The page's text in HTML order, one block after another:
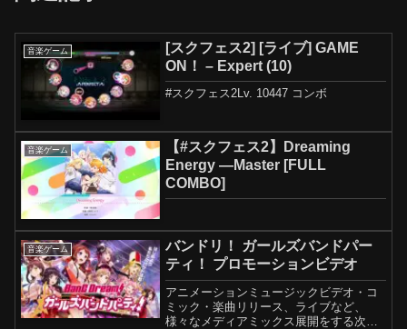
音楽ゲーム
[スクフェス2] [ライブ] GAME
ON！ – Expert (10)
#スクフェス2Lv. 10447 コンボ
音楽ゲーム
【#スクフェス2】Dreaming
Energy —Master [FULL
COMBO]
音楽ゲーム
バンドリ！ ガールズバンドパー
ティ！ プロモーションビデオ
アニメーションミュージックビデオ・コ
ミック・楽曲リリース、ライブなど、
様々なメディアミックス展開をする次世